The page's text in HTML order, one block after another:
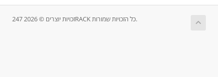
זכויות יוצרים © 2026 247RACK כל הזכויות שמורות.